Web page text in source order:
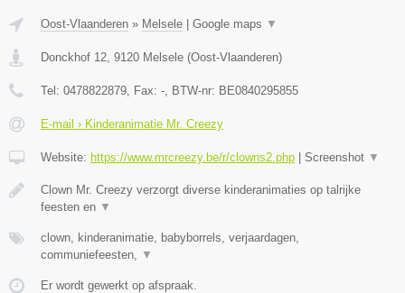
Oost-Vlaanderen » Melsele Google maps ▼
Donckhof 12, 9120 Melsele (Oost-Vlaanderen)
Tel: 0478822879, Fax: -, BTW-nr: BE0840295855
E-mail › Kinderanimatie Mr. Creezy
Website: https://www.mrcreezy.be/r/clowns2.php Screenshot ▼
Clown Mr. Creezy verzorgt diverse kinderanimaties op talrijke
feesten en ▼
clown, kinderanimatie, babyborrels, verjaardagen,
communiefeesten, ▼
Er wordt gewerkt op afspraak.